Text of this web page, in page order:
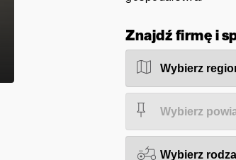
Znajdź firmę i